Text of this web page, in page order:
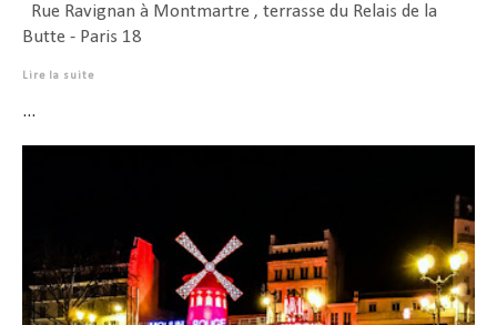
Rue Ravignan à Montmartre , terrasse du Relais de la
Butte - Paris 18
Lire la suite
...